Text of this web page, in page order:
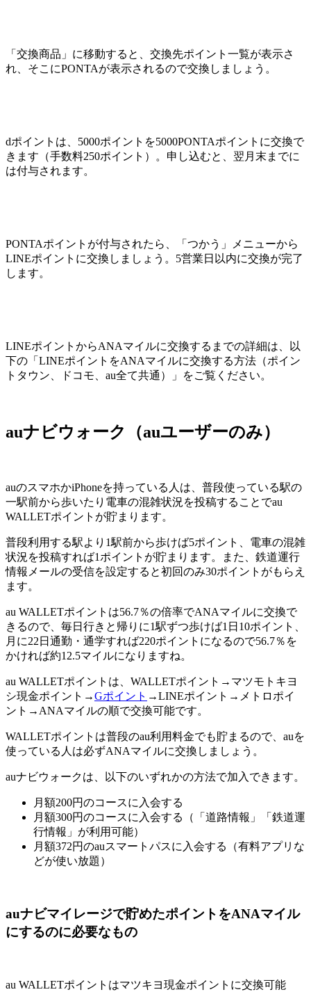
「交換商品」に移動すると、交換先ポイント一覧が表示さ
れ、そこにPONTAが表示されるので交換しましょう。
dポイントは、5000ポイントを5000PONTAポイントに交換で
きます（手数料250ポイント）。申し込むと、翌月末までに
は付与されます。
PONTAポイントが付与されたら、「つかう」メニューから
LINEポイントに交換しましょう。5営業日以内に交換が完了
します。
LINEポイントからANAマイルに交換するまでの詳細は、以
下の「LINEポイントをANAマイルに交換する方法（ポイン
トタウン、ドコモ、au全て共通）」をご覧ください。
auナビウォーク（auユーザーのみ）
auのスマホかiPhoneを持っている人は、普段使っている駅の
一駅前から歩いたり電車の混雑状況を投稿することでau
WALLETポイントが貯まります。
普段利用する駅より1駅前から歩けば5ポイント、電車の混雑
状況を投稿すれば1ポイントが貯まります。また、鉄道運行
情報メールの受信を設定すると初回のみ30ポイントがもらえ
ます。
au WALLETポイントは56.7％の倍率でANAマイルに交換で
きるので、毎日行きと帰りに1駅ずつ歩けば1日10ポイント、
月に22日通勤・通学すれば220ポイントになるので56.7％を
かければ約12.5マイルになりますね。
au WALLETポイントは、WALLETポイント→マツモトキヨ
シ現金ポイント→Gポイント →LINEポイント→メトロポイ
ント→ANAマイルの順で交換可能です。
WALLETポイントは普段のau利用料金でも貯まるので、auを
使っている人は必ずANAマイルに交換しましょう。
auナビウォークは、以下のいずれかの方法で加入できます。
月額200円のコースに入会する
月額300円のコースに入会する（「道路情報」「鉄道運
行情報」が利用可能）
月額372円のauスマートパスに入会する（有料アプリな
どが使い放題）
auナビマイレージで貯めたポイントをANAマイル
にするのに必要なもの
au WALLETポイントはマツキヨ現金ポイントに交換可能